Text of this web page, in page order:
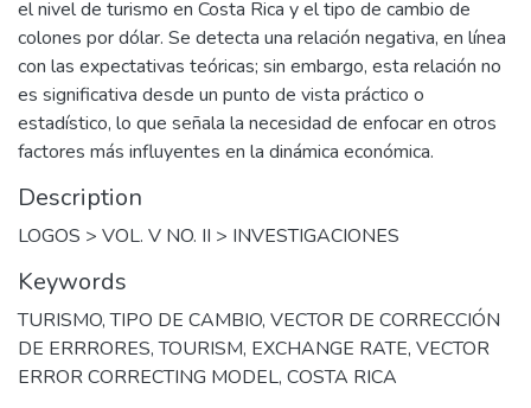
el nivel de turismo en Costa Rica y el tipo de cambio de
colones por dólar. Se detecta una relación negativa, en línea
con las expectativas teóricas; sin embargo, esta relación no
es significativa desde un punto de vista práctico o
estadístico, lo que señala la necesidad de enfocar en otros
factores más influyentes en la dinámica económica.
Description
LOGOS > VOL. V NO. II > INVESTIGACIONES
Keywords
TURISMO,TIPO DE CAMBIO, VECTOR DE CORRECCIÓN
DE ERRRORES,TOURISM, EXCHANGE RATE, VECTOR
ERROR CORRECTING MODEL, COSTA RICA